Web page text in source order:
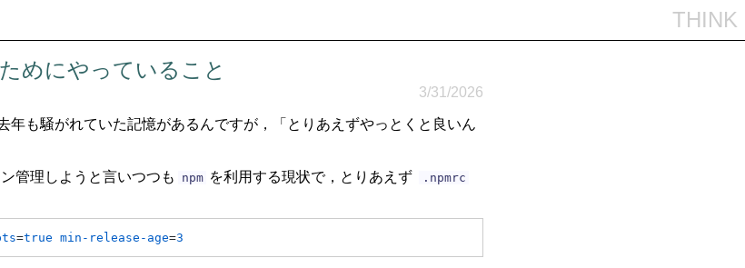
THINK
めにやっていること
3/31/2026
年も騒がれていた記憶があるんですが，「とりあえずやっとくと良いん
管理しようと言いつつも npm を利用する現状で，とりあえず .npmrc
=true min-release-age=3